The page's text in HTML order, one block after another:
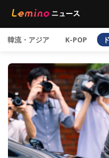
韓流・アジア K-POP